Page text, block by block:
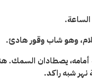
وهو شاب وقور هادئ.
، يصطادان السمك.
شبه راكد.